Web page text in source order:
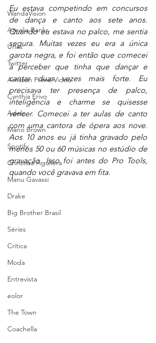
WandaVision
Azealia Banks
Urias
Twitter
Amazon Prime Video
Cynthia Erivo
Adele
Mano Brown
Spotify
Christina Aguilera
Manu Gavassi
Drake
Big Brother Brasil
Séries
Crítica
Moda
Entrevista
eolor
The Town
Coachella
Eu estava competindo em concursos
de dança e canto aos sete anos.
Quando eu estava no palco, me sentia
segura. Muitas vezes eu era a única
garota negra, e foi então que comecei
a perceber que tinha que dançar e
cantar duas vezes mais forte. Eu
precisava ter presença de palco,
inteligência e charme se quisesse
vencer. Comecei a ter aulas de canto
com uma cantora de ópera aos nove.
Aos 10 anos eu já tinha gravado pelo
menos 50 ou 60 músicas no estúdio de
gravação. Isso foi antes do Pro Tools,
quando você gravava em fita.